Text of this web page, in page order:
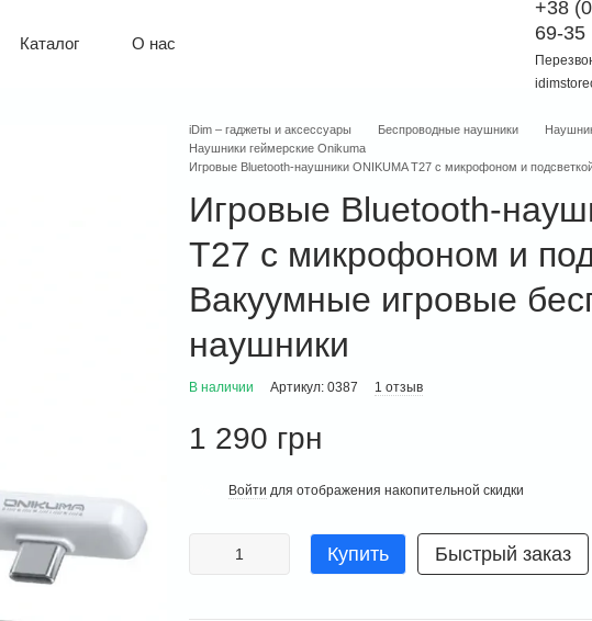
Каталог
О нас
Контактная информация
Гарантия
+38
69-35
iDim – гаджеты и аксессуары Беспроводные наушники
Наушники геймерские Onikuma
Игровые Bluetooth-наушники ONIKUMA T27 с микрофоном и
Игровые Bluetooth-
T27 с микрофоном и
Вакуумные игровые
наушники
В наличии Артикул: 0387 1 отзыв
1 290 грн
Войти для отображения накопительной скидки
Купить Быстрый заказ